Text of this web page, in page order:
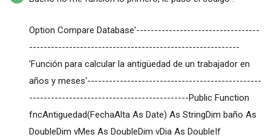
Option Compare Database'----------------------------------
----------------------------------------------------------
'Función para calcular la antigüedad de un trabajador en
años y meses'------------------------------------------------
--------------------------------------------Public Function
fncAntiguedad(FechaAlta As Date) As StringDim baño As
DoubleDim vMes As DoubleDim vDia As DoubleIf